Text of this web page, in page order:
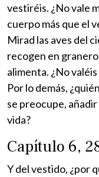
vestiréis. ¿No vale
cuerpo más que el
Mirad las aves del
recogen en
alimenta. ¿No
Por lo demás,
se preocupe, añadir
vida?
Capítulo 6,
Y del vestido, ¿por